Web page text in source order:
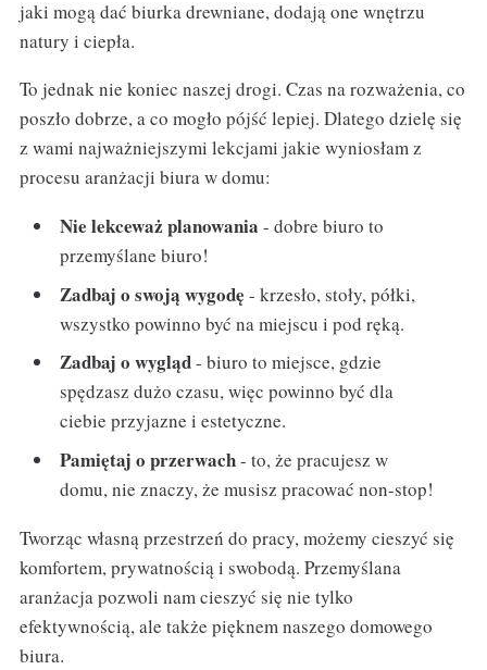
jaki mogą dać biurka drewniane, dodają one wnętrzu
natury i ciepła.
To jednak nie koniec naszej drogi. Czas na rozważenia, co
poszło dobrze, a co mogło pójść lepiej. Dlatego dzielę się
z wami najważniejszymi lekcjami jakie wyniosłam z
procesu aranżacji biura w domu:
Nie lekceważ planowania - dobre biuro to
przemyślane biuro!
Zadbaj o swoją wygodę - krzesło, stoły, półki,
wszystko powinno być na miejscu i pod ręką.
Zadbaj o wygląd- biuro to miejsce, gdzie
spędzasz dużo czasu, więc powinno być dla
ciebie przyjazne i estetyczne.
Pamiętaj o przerwach- to, że pracujesz w
domu, nie znaczy, że musisz pracować non-stop!
Tworząc własną przestrzeń do pracy, możemy cieszyć się
komfortem, prywatnością i swobodą. Przemyślana
aranżacja pozwoli nam cieszyć się nie tylko
efektywnością, ale także pięknem naszego domowego
biura.